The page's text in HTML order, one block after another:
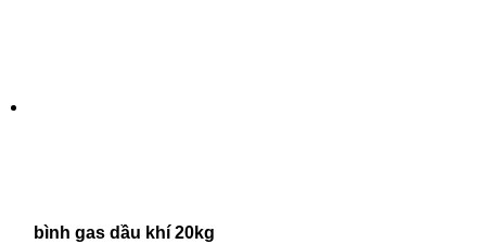
bình gas dầu khí 20kg